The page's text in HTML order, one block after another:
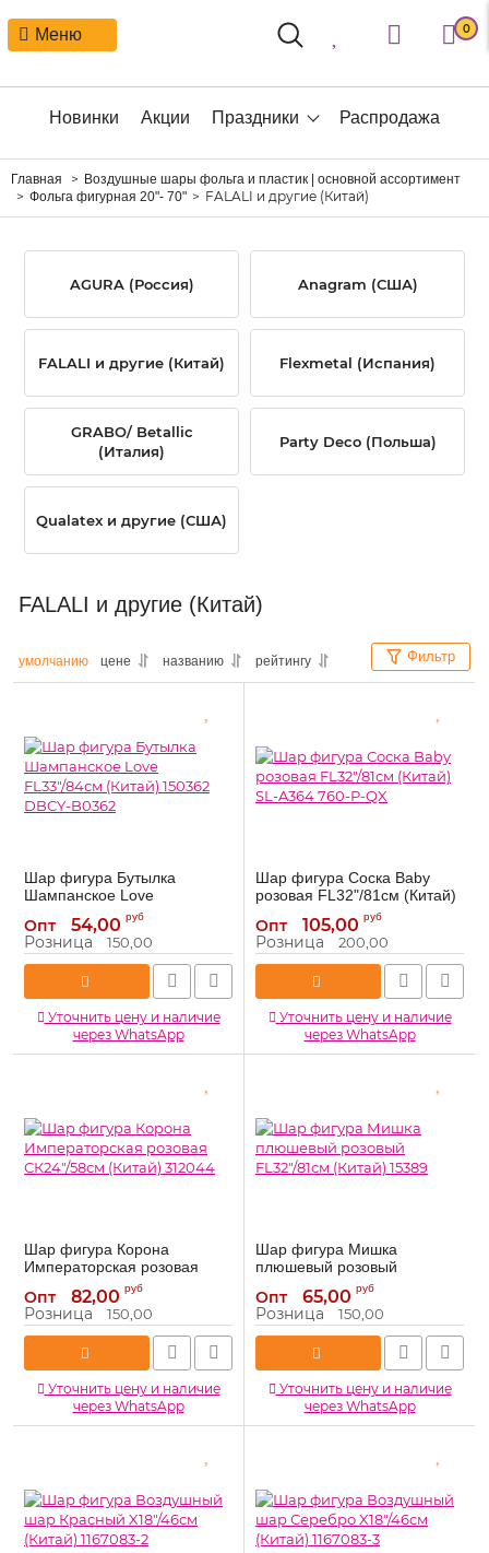
Меню 0
Новинки Акции Праздники Распродажа
Главная
Воздушные шары фольга и пластик | основной ассортимент
Фольга фигурная 20"- 70"
FALALI и другие (Китай)
AGURA (Россия) Anagram (США)
FALALI и другие (Китай) Flexmetal (Испания)
GRABO/ Betallic
(Италия)
Party Deco (Польша)
Qualatex и другие (США)
FALALI и другие (Китай)
умолчанию цене названию рейтингу Фильтр
Шар фигура Бутылка
Шампанское Love
FL33"/84см (Китай) 150362
DBCY-B0362
Артикул: 150362
Опт 54,00 руб
Розница 150,00
Уточнить цену и наличие
через WhatsApp
Шар фигура Соска Baby
розовая FL32"/81см (Китай)
SL-A364 760-P-QX
Артикул: 760-P-QX
Опт 105,00 руб
Розница 200,00
Уточнить цену и наличие
через WhatsApp
Шар фигура Корона
Императорская розовая
СК24"/58см (Китай) 312044
Артикул: 312044
Опт 82,00 руб
Розница 150,00
Уточнить цену и наличие
через WhatsApp
Шар фигура Мишка
плюшевый розовый
FL32"/81см (Китай) 15389
Артикул: 15389
Опт 65,00 руб
Розница 150,00
Уточнить цену и наличие
через WhatsApp